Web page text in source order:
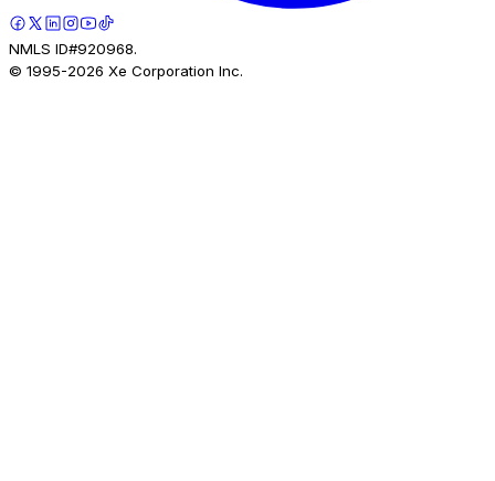
NMLS ID#920968.
© 1995-2026 Xe Corporation Inc.